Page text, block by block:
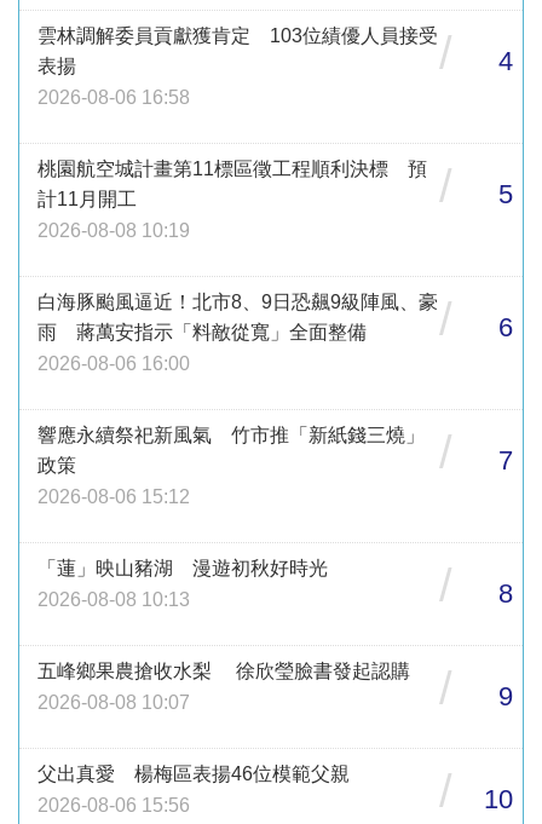
雲林調解委員貢獻獲肯定 103位績優人員接受
表揚
2026-08-06 16:58
/ 4
桃園航空城計畫第11標區徵工程順利決標 預
計11月開工
2026-08-08 10:19
/ 5
白海豚颱風逼近！北市8、9日恐飆9級陣風、豪
雨 蔣萬安指示「料敵從寬」全面整備
2026-08-06 16:00
/ 6
響應永續祭祀新風氣 竹市推「新紙錢三燒」
政策
2026-08-06 15:12
/ 7
「蓮」映山豬湖 漫遊初秋好時光
2026-08-08 10:13
/ 8
五峰鄉果農搶收水梨 徐欣瑩臉書發起認購
2026-08-08 10:07
/ 9
父出真愛 楊梅區表揚46位模範父親
2026-08-06 15:56
/ 10